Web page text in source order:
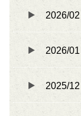
2026/02
2026/01
2025/12